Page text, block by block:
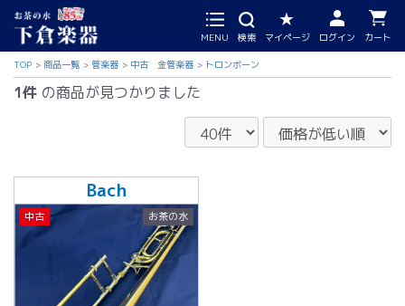
MENU 検索 マイページ ログイン カート
TOP 商品一覧 管楽器 中古 金管楽器 トロンボーン
1件 の商品が見つかりました
Bach
中古 お茶の水